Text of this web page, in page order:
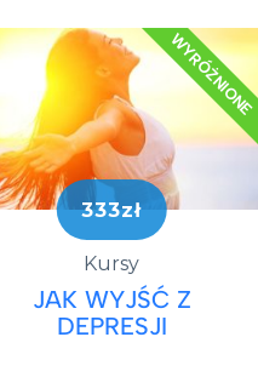
WYRÓŻNIONE
333zł
Kursy
JAK WYJŚĆ Z
DEPRESJI​